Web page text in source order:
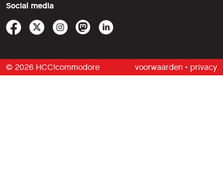
Social media
© 2026 HCC!commodore voorwaarden • privacy